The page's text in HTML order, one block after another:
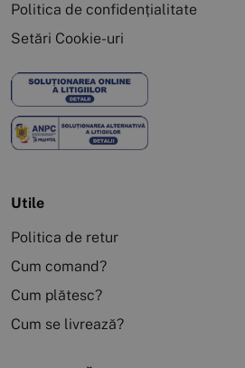
Politica de confidențialitate
Setări Cookie-uri
Utile
Politica de retur
Cum comand?
Cum plătesc?
Cum se livrează?